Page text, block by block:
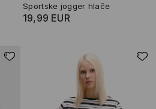
Sportske jogger hlače
19,99 EUR